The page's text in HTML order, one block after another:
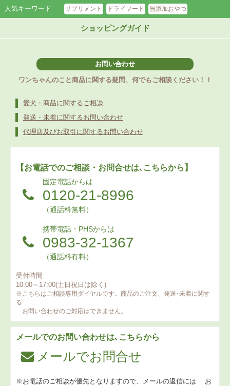
人気キーワード サプリメント ドライフード 無添加おやつ
ショッピングガイド
お問い合わせ
ワンちゃんのこと商品に関する疑問、何でもご相談ください！！
愛犬・商品に関するご相談
発送・未着に関するお問い合わせ
代理店及びお取引に関するお問い合わせ
【お電話でのご相談・お問合せは､こちらから】
固定電話からは
0120-21-8996
（通話料無料）
携帯電話・PHSからは
0983-32-1367
（通話料有料）
受付時間
10:00～17:00(土日祝日は除く)
※こちらはご相談専用ダイヤルです。商品のご注文、発送･未着に関す
る
お問い合わせのご対応はできません。
メールでのお問い合わせは､こちらから
メールでお問合せ
※お電話のご相談が優先となりますので、メールの返信には お